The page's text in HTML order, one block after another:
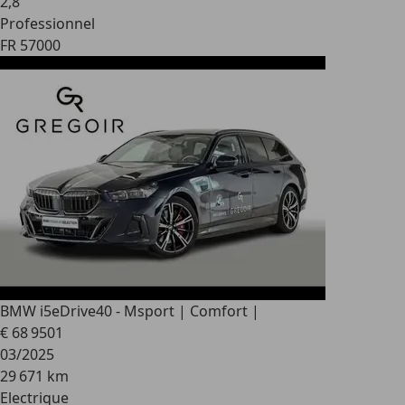
Professionnel
FR 57000
BMW i5eDrive40 - Msport | Comfort |
€ 68 9501
03/2025
29 671 km
Electrique